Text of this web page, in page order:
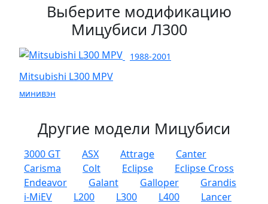
Выберите модификацию
Мицубиси Л300
1988-2001
Mitsubishi L300 MPV
минивэн
Другие модели Мицубиси
3000 GT ASX Attrage
Canter
Carisma
Colt Eclipse
Eclipse Cross
Endeavor
Galant Galloper
Grandis
i-MiEV
L200 L300 L400
Lancer